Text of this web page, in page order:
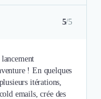
5/5
! En quelques
itérations,
emails, crée des